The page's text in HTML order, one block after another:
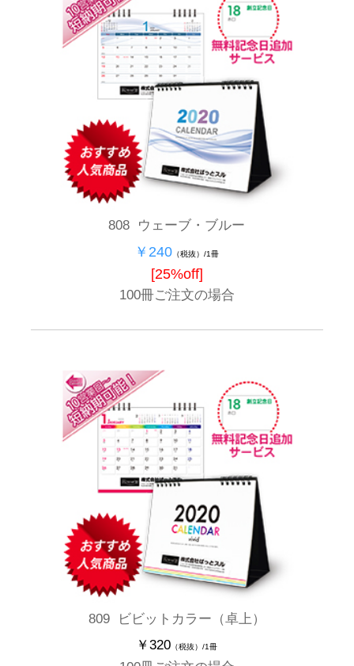
808 ウェーブ・ブルー
￥240 （税抜）/1冊
[25%off]
100冊ご注文の場合
809 ビビットカラー（卓上）
￥320 （税抜）/1冊